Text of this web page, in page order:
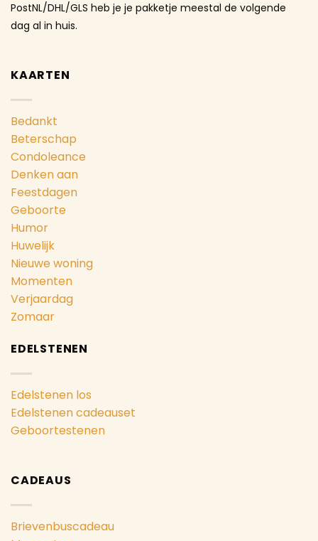
PostNL/DHL/GLS heb je je pakketje meestal de volgende
dag al in huis.
KAARTEN
Bedankt
Beterschap
Condoleance
Denken aan
Feestdagen
Geboorte
Humor
Huwelijk
Nieuwe woning
Momenten
Verjaardag
Zomaar
EDELSTENEN
Edelstenen los
Edelstenen cadeauset
Geboortestenen
CADEAUS
Brievenbuscadeau